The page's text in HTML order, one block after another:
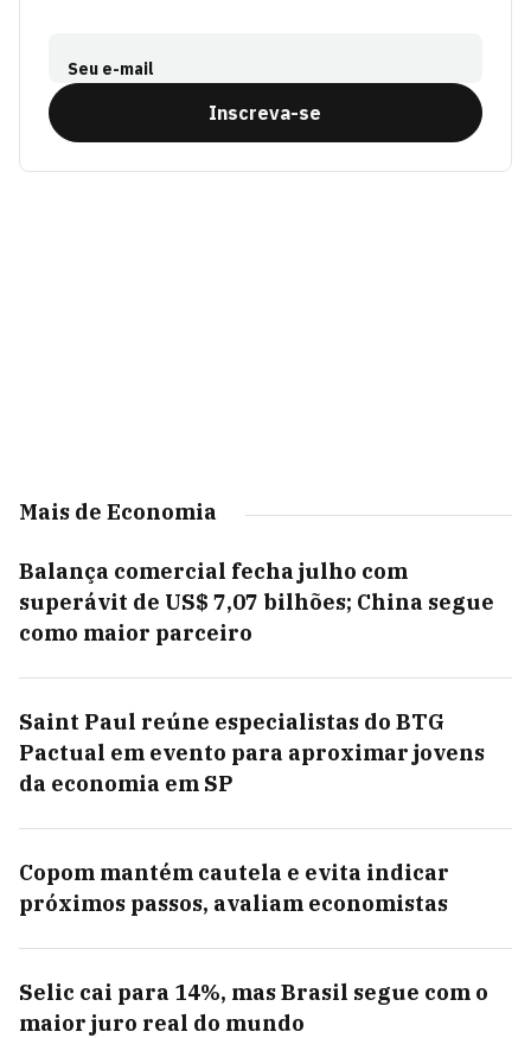
Seu e-mail
Inscreva-se
Mais de Economia
Balança comercial fecha julho com
superávit de US$ 7,07 bilhões; China segue
como maior parceiro
Saint Paul reúne especialistas do BTG
Pactual em evento para aproximar jovens
da economia em SP
Copom mantém cautela e evita indicar
próximos passos, avaliam economistas
Selic cai para 14%, mas Brasil segue com o
maior juro real do mundo